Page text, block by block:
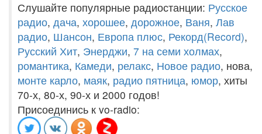
Слушайте популярные радиостанции: Русское
радио, дача, хорошее, дорожное, Ваня, Лав
радио, Шансон, Европа плюс, Рекорд(Record),
Русский Хит, Энерджи, 7 на семи холмах,
романтика, Камеди, релакс, Новое радио, нова,
монте карло, маяк, радио пятница, юмор, хиты
70-х, 80-х, 90-х и 2000 годов!
Присоединись к vo-radio: